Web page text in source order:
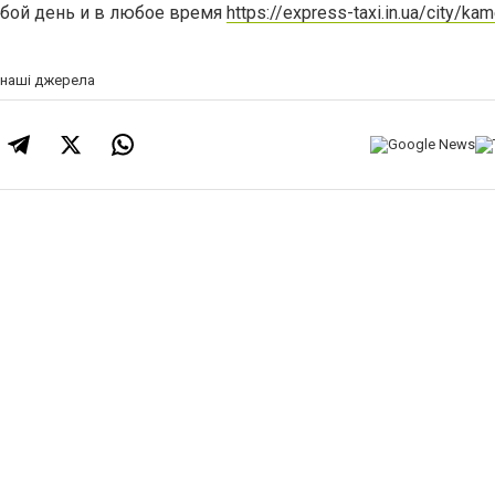
день и в любое время https://express-taxi.in.ua/city/
наші джерела